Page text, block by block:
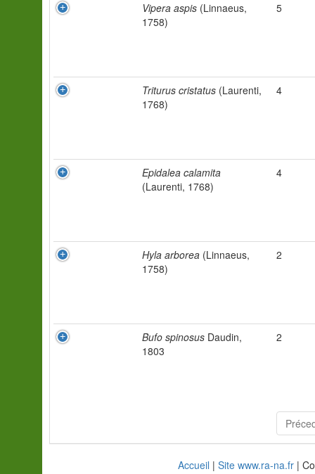
Vipera aspis (Linnaeus,
1758)
5
Triturus cristatus (Laurenti,
1768)
4
Epidalea calamita
(Laurenti, 1768)
4
Hyla arborea (Linnaeus,
1758)
2
Bufo spinosus Daudin,
1803
2
Accueil | Site www.ra-na.fr |